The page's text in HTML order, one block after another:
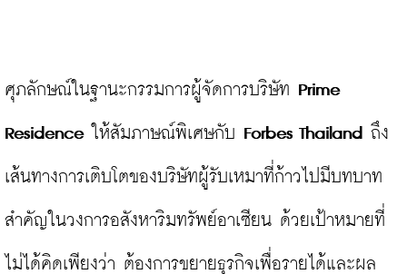
ศุภลักษณ์ในฐานะกรรมการผู้จัดการบริษัท Prime
Residence ให้สัมภาษณ์พิเศษกับ Forbes Thailand ถึง
เส้นทางการเติบโตของบริษัทผู้รับเหมาที่ก้าวไปมีบทบาท
สำคัญในวงการอสังหาริมทรัพย์อาเซียน ด้วยเป้าหมายที่
ไม่ได้คิดเพียงว่า ต้องการขยายธุรกิจเพื่อรายได้และผล